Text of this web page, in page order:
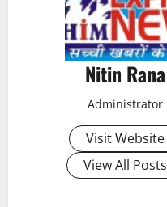
Nitin Rana
Administrator
Visit Website
View All Posts